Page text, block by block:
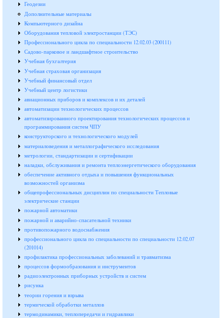
Геодезии
Дополнительные материалы
Компьютерного дизайна
Оборудования тепловой электростанции (ТЭС)
Профессионального цикла по специальности 12.02.03 (200111)
Садово-парковое и ландшафтное строительство
Учебная бухгалтерия
Учебная страховая организация
Учебный финансовый отдел
Учебный центр логистики
авиационных приборов и комплексов и их деталей
автоматизации технологических процессов
автоматизированного проектирования технологических процессов и
программирования систем ЧПУ
конструкторского и технологического модулей
материаловедения и металлографического исследования
метрологии, стандартизации и сертификации
наладки, обслуживания и ремонта теплоэнергетического оборудования
обеспечение активного отдыха и повышения функциональных
возможностей организма
общепрофессиональных дисциплин по специальности Тепловые
электрические станции
пожарной автоматики
пожарной и аварийно-спасательной техники
противопожарного водоснабжения
профессионального цикла по специальности по специальности 12.02.07
(201014)
профилактика профессиональных заболеваний и травматизма
процессов формообразования и инструментов
радиоэлектронных приборных устройств и систем
рисунка
теории горения и взрыва
термической обработки металлов
термодинамики, теплопередачи и гидравлики